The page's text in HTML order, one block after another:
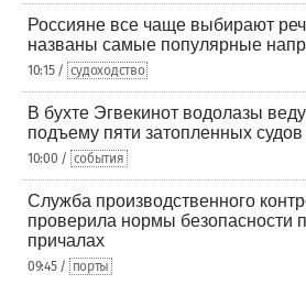
Россияне все чаще выбирают
названы самые популярные
10:15 / судоходство
В бухте Эгвекинот водолазы
подъему пяти затопленных судов
10:00 / события
Служба производственного
проверила нормы безопасности
причалах
09:45 / порты